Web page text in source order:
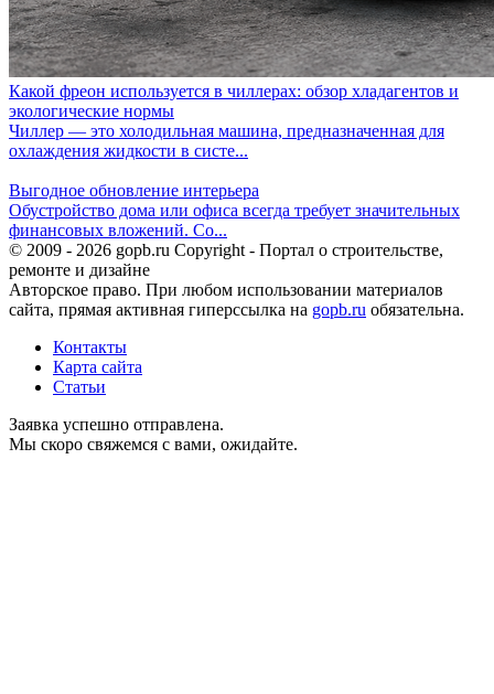
Какой фреон используется в чиллерах: обзор хладагентов и
экологические нормы
Чиллер — это холодильная машина, предназначенная для
охлаждения жидкости в систе...
Выгодное обновление интерьера
Обустройство дома или офиса всегда требует значительных
финансовых вложений. Со...
© 2009 - 2026 gopb.ru Copyright - Портал о строительстве,
ремонте и дизайне
Авторское право. При любом использовании материалов
сайта, прямая активная гиперссылка на gopb.ru обязательна.
Контакты
Карта сайта
Статьи
Заявка успешно отправлена.
Мы скоро свяжемся с вами, ожидайте.